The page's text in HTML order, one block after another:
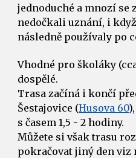
jednoduché a mnozí se
nedočkali uznání, i
následně používaly po
Vhodné pro školáky
dospělé.
Trasa začíná i končí
Šestajovice (Husova 60
s časem 1,5 - 2 hodiny.
Můžete si však trasu
pokračovat jiný den viz